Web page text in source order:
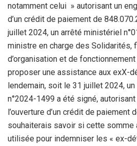
notamment celui » autorisant un
d’un crédit de paiement de
juillet 2024, un arrêté ministériel
ministre en charge des Solidarités,
d’organisation et de
proposer une assistance aux exX-
lendemain, soit le 31 juillet 2024, un
n°2024-1499 a été signé,
l’ouverture d’un crédit de paiement
souhaiterais savoir si cette
utilisée pour indemniser les « ex-